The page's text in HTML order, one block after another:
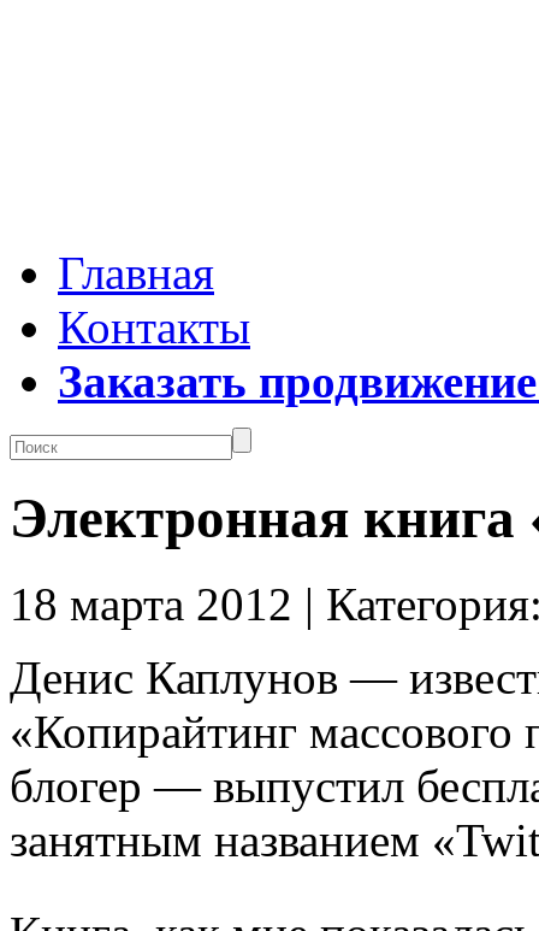
Главная
Контакты
Заказать
Электронная
18 марта 2012 |
Денис Каплунов —
«Копирайтинг
блогер — выпустил
занятным названием